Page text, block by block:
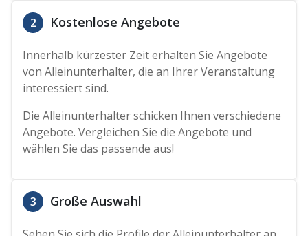
2 Kostenlose Angebote
Innerhalb kürzester Zeit erhalten Sie Angebote
von Alleinunterhalter, die an Ihrer Veranstaltung
interessiert sind.
Die Alleinunterhalter schicken Ihnen verschiedene
Angebote. Vergleichen Sie die Angebote und
wählen Sie das passende aus!
3 Große Auswahl